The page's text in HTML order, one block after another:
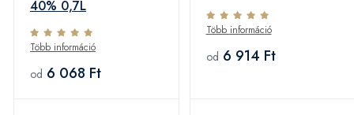
40% 0,7L
Több információ
od 6 068 Ft
Több információ
od 6 914 Ft